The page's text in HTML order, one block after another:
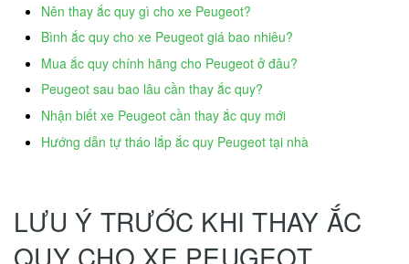
Nên thay ắc quy gì cho xe Peugeot?
Bình ắc quy cho xe Peugeot giá bao nhiêu?
Mua ắc quy chính hãng cho Peugeot ở đâu?
Peugeot sau bao lâu cần thay ắc quy?
Nhận biết xe Peugeot cần thay ắc quy mới
Hướng dẫn tự tháo lắp ắc quy Peugeot tại nhà
LƯU Ý TRƯỚC KHI THAY ẮC
QUY CHO XE PEUGEOT